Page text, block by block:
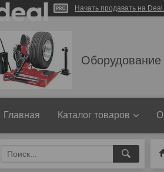
Начать продавать на
Главная Каталог товаров О